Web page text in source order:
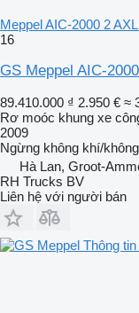
Meppel AIC-2000 2
16
GS Meppel AIC-
89.410.000 ₫ 2.950 € ≈
Rơ moóc khung xe
2009
Ngừng không khí/
Hà Lan, Groot-
RH Trucks BV
Liên hệ với người bán
Thông